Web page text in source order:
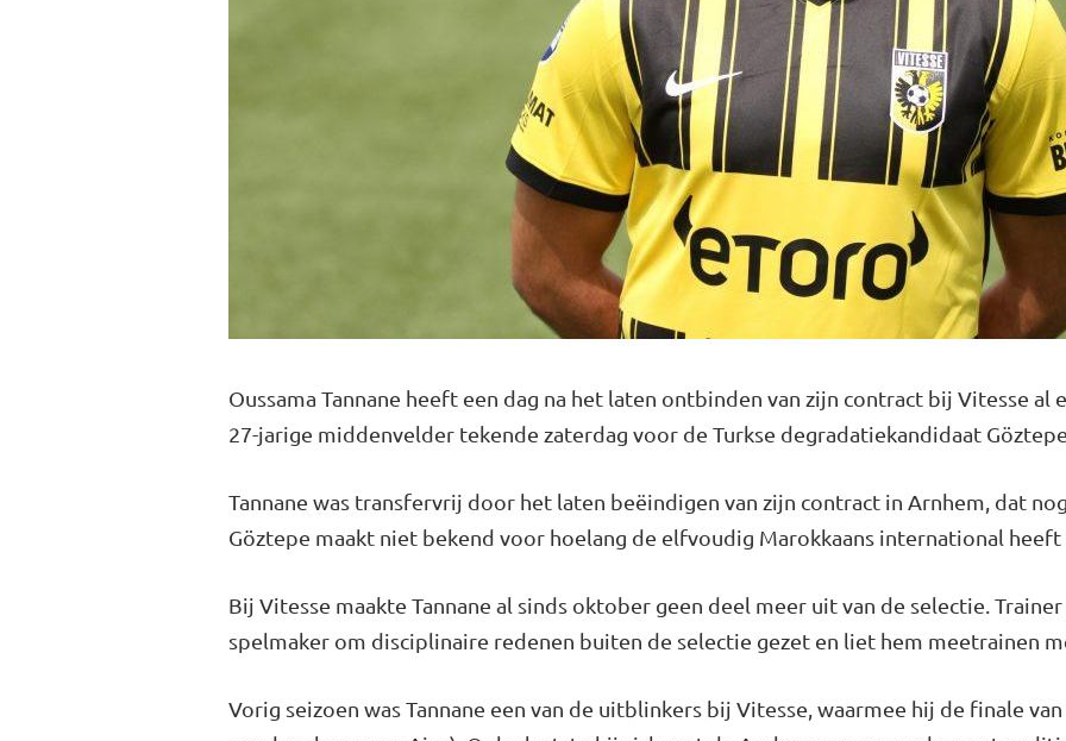
Oussama Tannane heeft een dag na het laten ontbinden van zijn contract bij Vitesse al
27-jarige middenvelder tekende zaterdag voor de Turkse degradatiekandidaat Göztepe
Tannane was transfervrij door het laten beëindigen van zijn contract in Arnhem, dat
Göztepe maakt niet bekend voor hoelang de elfvoudig Marokkaans international heeft
Bij Vitesse maakte Tannane al sinds oktober geen deel meer uit van de selectie.
spelmaker om disciplinaire redenen buiten de selectie gezet en liet hem meetrainen
Vorig seizoen was Tannane een van de uitblinkers bij Vitesse, waarmee hij de finale